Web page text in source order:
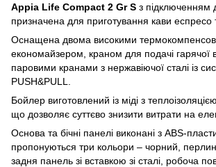
Appia Life Compact 2 Gr S з підключенням
призначена для приготування кави еспресо
Оснащена двома високими
економайзером, краном для подачі гарячої
паровими кранами з нержавіючої сталі із
PUSH&PULL.
Бойлер виготовлений із міді з
що дозволяє суттєво знизити витрати на
Основа та бічні панелі виконані з ABS-
пропонуються три кольори – чорний,
задня панель зі вставкою зі сталі, робоча